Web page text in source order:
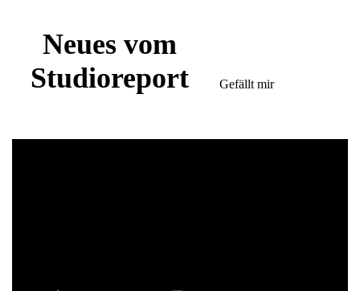
Gefällt mir
Neues vom
Studioreport